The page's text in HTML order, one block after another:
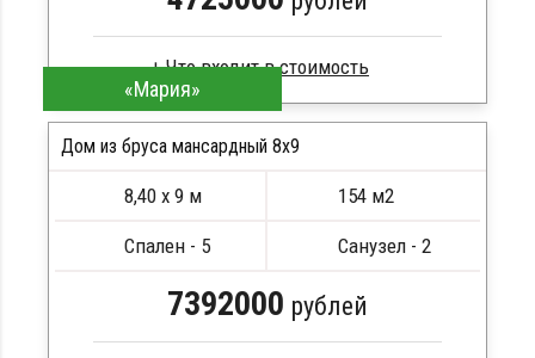
Брус камерной сушки
Стропила, балки 50х200 мм
Метизы, саморезы, гвозди
ПОДРОБНЕЕ
«Мария»
Дом из бруса мансардный 8x9
8,40 х 9 м 154 м2
Спален - 5 Санузел - 2
7392000 рублей